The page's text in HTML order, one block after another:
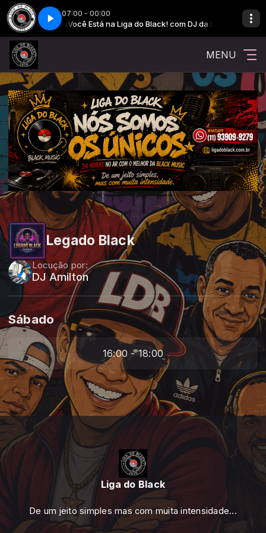
07:00 - 00:00
com DJ da LigaVocê Está na Liga do Black! com DJ da Liga
MENU
Legado Black
Locução por:
DJ Amilton
Sábado
16:00 - 18:00
Liga do Black
De um jeito simples mas com muita intensidade...